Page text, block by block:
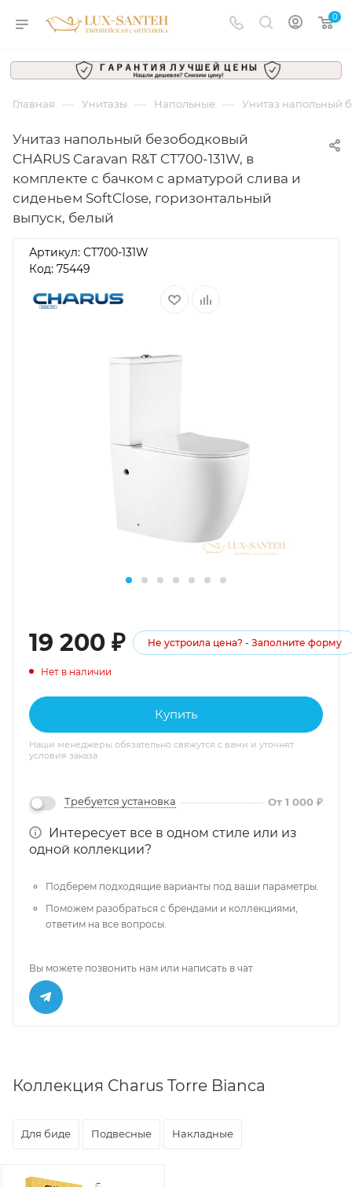
0
Главная — Унитазы — Напольные — Унитаз напольный
Унитаз напольный безободковый
CHARUS Caravan R&T CT700-131W, в
комплекте c бачком с арматурой слива и
сиденьем SoftClose, горизонтальный
выпуск, белый
Артикул: CT700-131W
Код: 75449
19 200 ₽ Не устроила цена? - Заполните форму
Нет в наличии
Купить
Наши менеджеры обязательно свяжутся с вами и уточнят
условия заказа
Требуется установка От 1 000 ₽
Интересует все в одном стиле или из
одной коллекции?
Подберем подходящие варианты под ваши параметры.
Поможем разобраться с брендами и коллекциями,
ответим на все вопросы.
Вы можете позвонить нам или написать в чат
Коллекция Charus Torre Bianca
Для биде Подвесные Накладные